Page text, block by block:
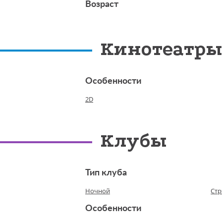
Возраст
Кинотеатры
Особенности
2D
Клубы
Тип клуба
Ночной
Особенности